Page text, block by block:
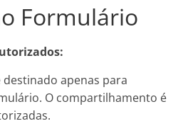
Formulário
destinado apenas para
O compartilhamento é